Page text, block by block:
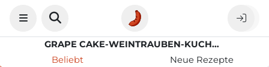
GRAPE CAKE-WEINTRAUBEN-KUCHEN VON MONI
Beliebt
Neue Rezepte